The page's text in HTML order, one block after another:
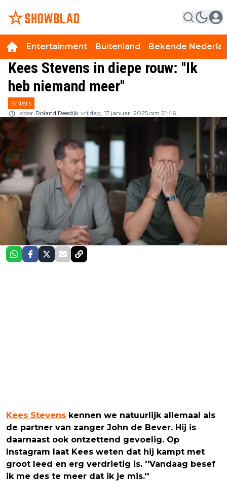
Entertainment Buitenland Bekende
Kees Stevens in diepe rouw: ''Ik
heb niemand meer''
BNers
door Roland Reedijk vrijdag, 17 januari 2025 om 21:46
Kees Stevens kennen we natuurlijk allemaal als
de partner van zanger John de Bever. Hij is
daarnaast ook ontzettend gevoelig. Op
Instagram laat Kees weten dat hij kampt met
groot leed en erg verdrietig is. ''Vandaag besef
ik me des te meer dat ik je mis.''